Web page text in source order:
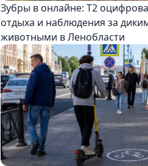
Зубры в онлайне: Т2
отдыха и наблюдения за
животными в Ленобласти